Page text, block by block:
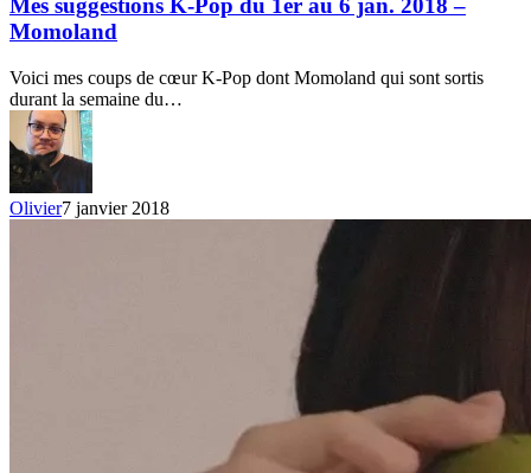
Pop
du
au
6
jan.
2018
–
Momoland
Mes suggestions K-Pop du 1er au 6 jan. 2018 –
Momoland
Voici mes coups de cœur K-Pop dont Momoland qui sont sortis
durant la semaine du…
Olivier7 janvier 2018